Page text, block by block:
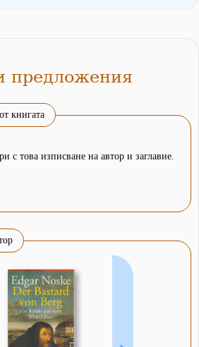
предложения
книгата
с това изписване на автор и заглавие.